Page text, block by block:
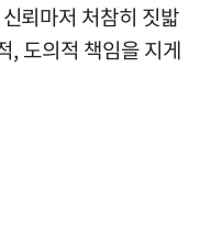
뢰마저 처참히 짓밟
, 도의적 책임을 지게